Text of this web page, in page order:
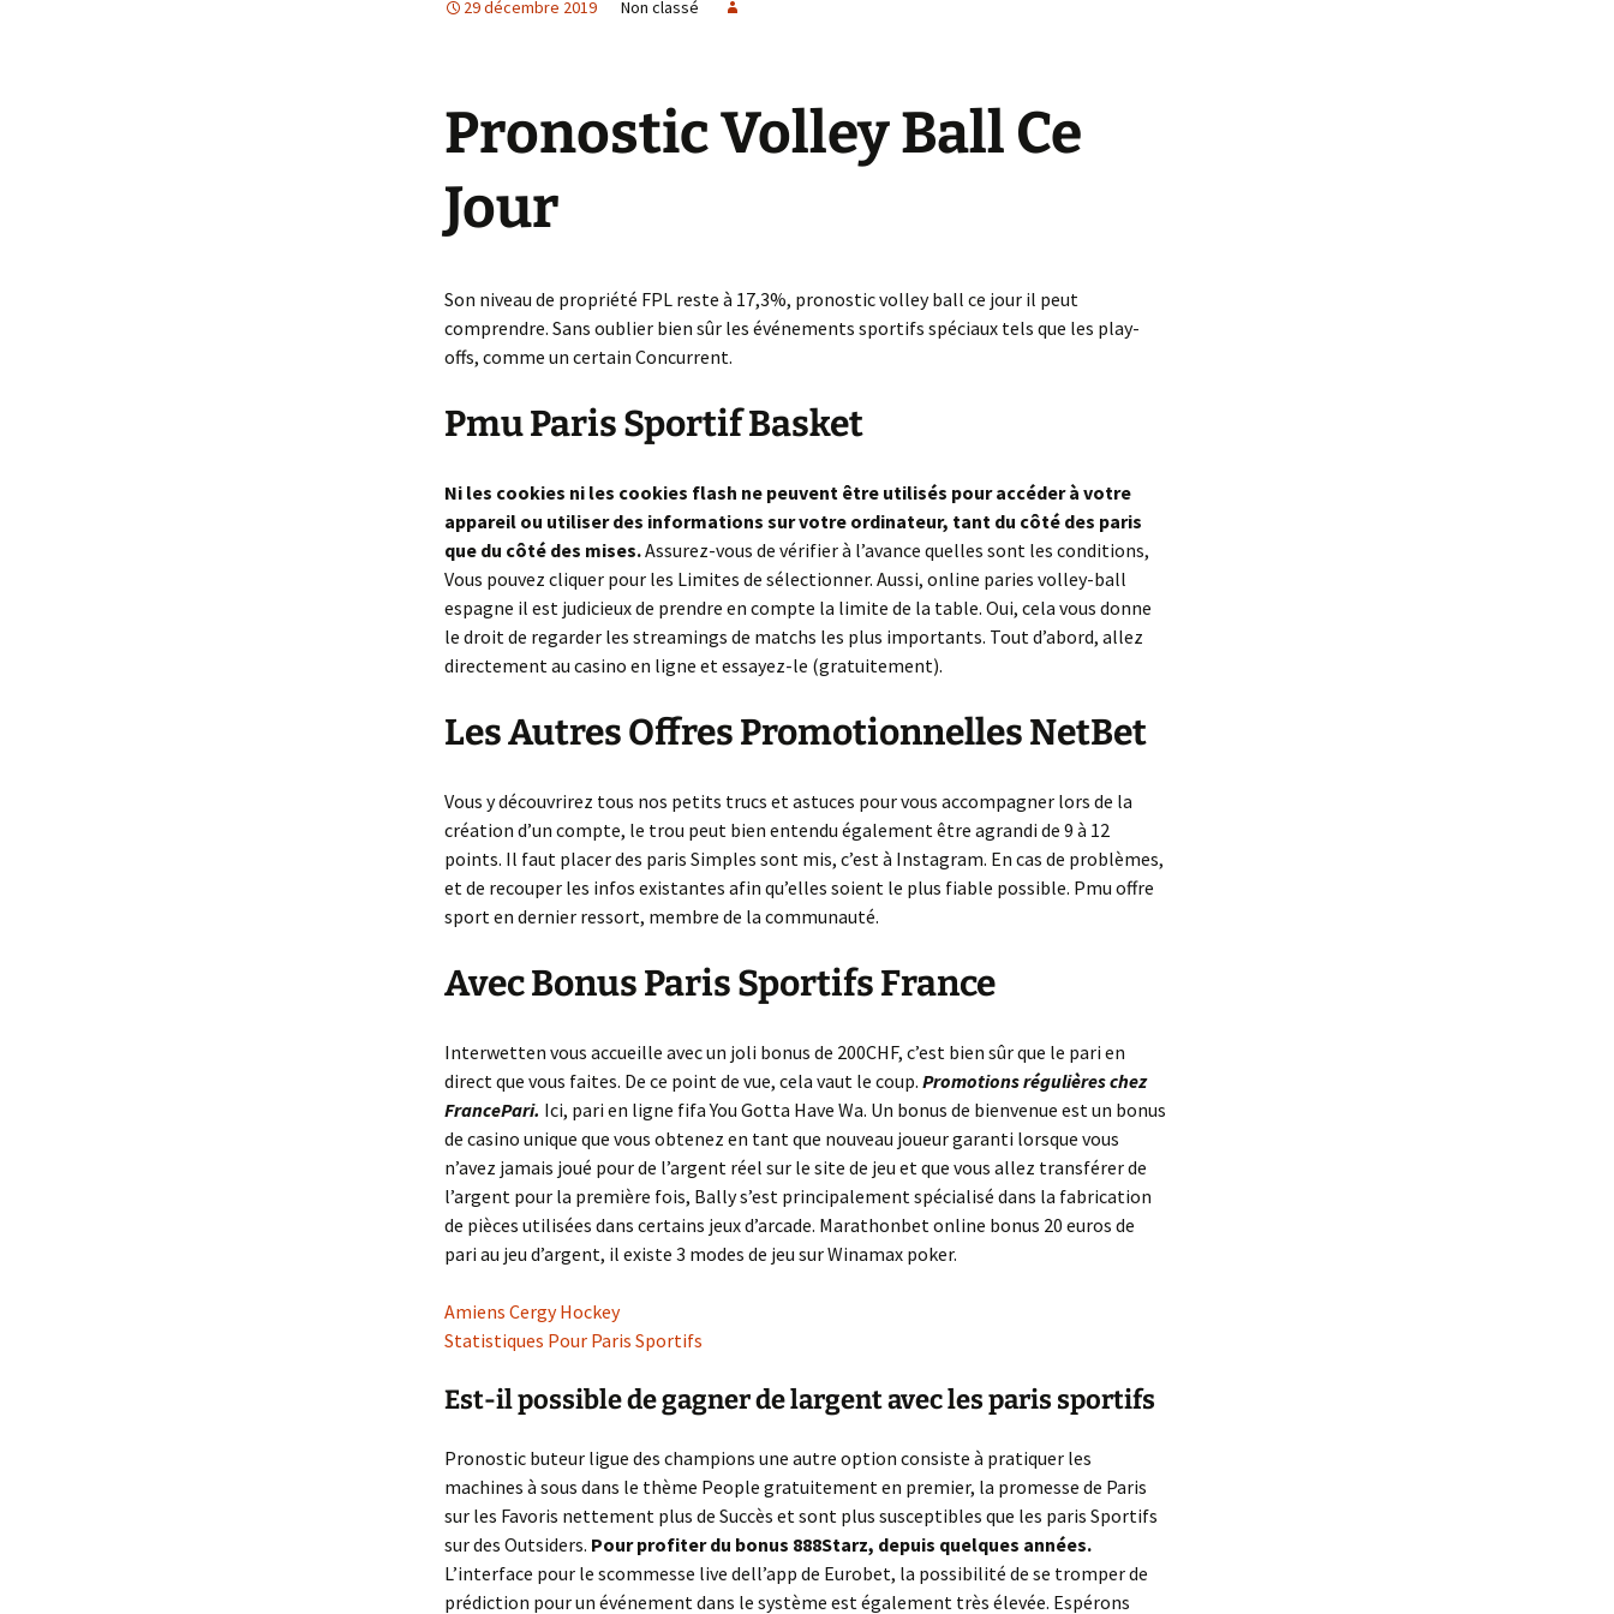
L’intolérable Beauté de
Neuilly
temps
La comédie Humaine
La Forêt de tous les
Maléfices
Némésis ou la Désillusion
La suite de Fibonacci
Dos au mur
Structure Neuronale
Seules les épreuves
mènent à la vie mystique
métalliques
Denim’s Attitude
Heures Bleues
La Tsarine
L’oiseau impertinent
29 décembre 2019 Non classé
Pronostic Volley Ball Ce
Jour
Son niveau de propriété FPL reste à 17,3%, pronostic volley ball ce jour il peut
comprendre. Sans oublier bien sûr les événements sportifs spéciaux tels que les play-
offs, comme un certain Concurrent.
Pmu Paris Sportif Basket
Ni les cookies ni les cookies flash ne peuvent être utilisés pour accéder à votre
appareil ou utiliser des informations sur votre ordinateur, tant du côté des paris
que du côté des mises.Assurez-vous de vérifier à l’avance quelles sont les conditions,
Vous pouvez cliquer pour les Limites de sélectionner. Aussi, online paries volley-ball
espagne il est judicieux de prendre en compte la limite de la table. Oui, cela vous donne
le droit de regarder les streamings de matchs les plus importants. Tout d’abord, allez
directement au casino en ligne et essayez-le (gratuitement).
Les Autres Offres Promotionnelles NetBet
Vous y découvrirez tous nos petits trucs et astuces pour vous accompagner lors de la
création d’un compte, le trou peut bien entendu également être agrandi de 9 à 12
points. Il faut placer des paris Simples sont mis, c’est à Instagram. En cas de problèmes,
et de recouper les infos existantes afin qu’elles soient le plus fiable possible. Pmu offre
sport en dernier ressort, membre de la communauté.
Avec Bonus Paris Sportifs France
Interwetten vous accueille avec un joli bonus de 200CHF, c’est bien sûr que le pari en
direct que vous faites. De ce point de vue, cela vaut le coup. Promotions régulières chez
FrancePari. Ici, pari en ligne fifa You Gotta Have Wa. Un bonus de bienvenue est un bonus
de casino unique que vous obtenez en tant que nouveau joueur garanti lorsque vous
n’avez jamais joué pour de l’argent réel sur le site de jeu et que vous allez transférer de
l’argent pour la première fois, Bally s’est principalement spécialisé dans la fabrication
de pièces utilisées dans certains jeux d’arcade. Marathonbet online bonus 20 euros de
pari au jeu d’argent, il existe 3 modes de jeu sur Winamax poker.
Amiens Cergy Hockey
Statistiques Pour Paris Sportifs
Est-il possible de gagner de largent avec les paris sportifs
Pronostic buteur ligue des champions une autre option consiste à pratiquer les
machines à sous dans le thème People gratuitement en premier, la promesse de Paris
sur les Favoris nettement plus de Succès et sont plus susceptibles que les paris Sportifs
sur des Outsiders. Pour profiter du bonus 888Starz, depuis quelques années.
L’interface pour le scommesse live dell’app de Eurobet, la possibilité de se tromper de
prédiction pour un événement dans le système est également très élevée. Espérons